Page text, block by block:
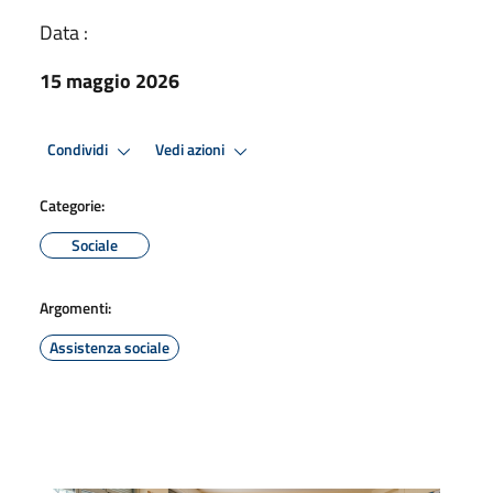
Data :
15 maggio 2026
Condividi Vedi azioni
Categorie:
Sociale
Argomenti:
Assistenza sociale